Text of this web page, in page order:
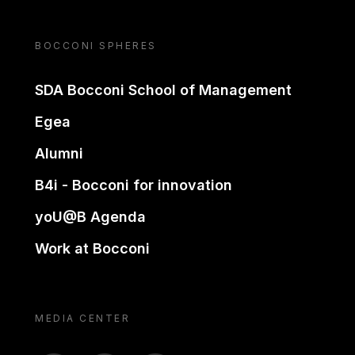
BOCCONI SPHERES
SDA Bocconi School of Management
Egea
Alumni
B4i - Bocconi for innovation
yoU@B Agenda
Work at Bocconi
MEDIA CENTER